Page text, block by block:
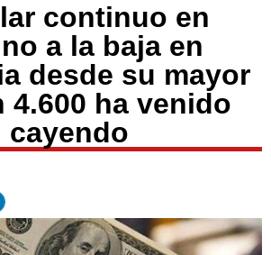
continuo en
a la baja en
desde su mayor
4.600 ha venido
cayendo